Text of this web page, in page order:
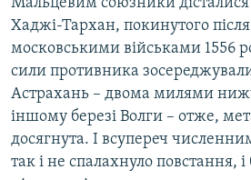
Хаджі-Тархан, покинутого
московськими військами 1556
сили противника
Астрахань – двома милями
іншому березі Волги – отже,
досягнута. І всупереч
так і не спалахнуло повстання,